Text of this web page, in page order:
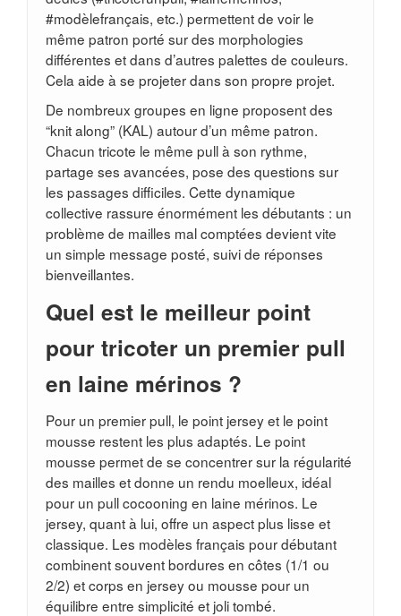
#modèlefrançais, etc.) permettent de voir le
même patron porté sur des morphologies
différentes et dans d’autres palettes de couleurs.
Cela aide à se projeter dans son propre projet.
De nombreux groupes en ligne proposent des
“knit along” (KAL) autour d’un même patron.
Chacun tricote le même pull à son rythme,
partage ses avancées, pose des questions sur
les passages difficiles. Cette dynamique
collective rassure énormément les débutants : un
problème de mailles mal comptées devient vite
un simple message posté, suivi de réponses
bienveillantes.
Quel est le meilleur point
pour tricoter un premier pull
en laine mérinos ?
Pour un premier pull, le point jersey et le point
mousse restent les plus adaptés. Le point
mousse permet de se concentrer sur la régularité
des mailles et donne un rendu moelleux, idéal
pour un pull cocooning en laine mérinos. Le
jersey, quant à lui, offre un aspect plus lisse et
classique. Les modèles français pour débutant
combinent souvent bordures en côtes (1/1 ou
2/2) et corps en jersey ou mousse pour un
équilibre entre simplicité et joli tombé.